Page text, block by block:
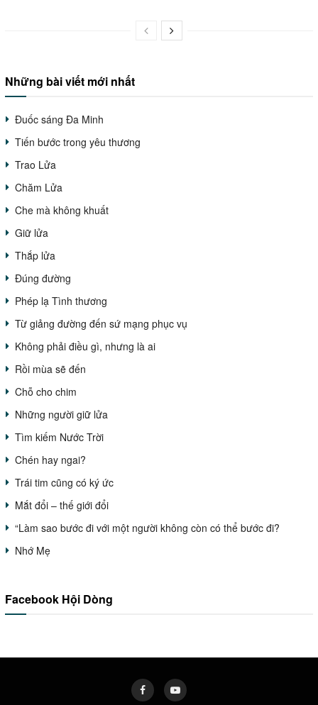
Những bài viết mới nhất
Đuốc sáng Đa Minh
Tiến bước trong yêu thương
Trao Lửa
Chăm Lửa
Che mà không khuất
Giữ lửa
Thắp lửa
Đúng đường
Phép lạ Tình thương
Từ giảng đường đến sứ mạng phục vụ
Không phải điều gì, nhưng là ai
Rồi mùa sẽ đến
Chỗ cho chim
Những người giữ lửa
Tìm kiếm Nước Trời
Chén hay ngai?
Trái tim cũng có ký ức
Mắt đổi – thế giới đổi
“Làm sao bước đi với một người không còn có thể bước đi?
Nhớ Mẹ
Facebook Hội Dòng